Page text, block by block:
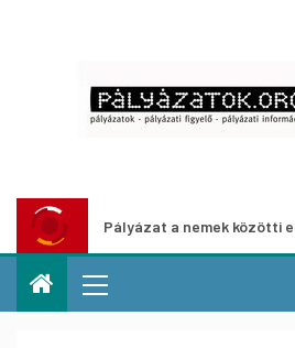
Pályázat a nemek közötti